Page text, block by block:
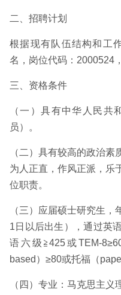
二、招聘计划
根据现有队伍结构和工
名，岗位代码：2000524
三、资格条件
（一）具有中华人民共
员）。
（二）具有较高的政治素
为人正直，作风正派，乐
位职责。
（三）应届硕士研究生
1日以后出生），通过英
语六级≧425或TEM-
based）≥80或托福（
（四）专业：马克思主